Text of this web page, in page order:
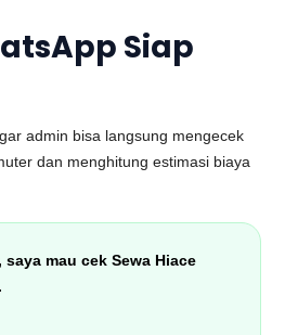
Siap
admin bisa langsung mengecek
dan menghitung estimasi biaya
mau cek Sewa Hiace